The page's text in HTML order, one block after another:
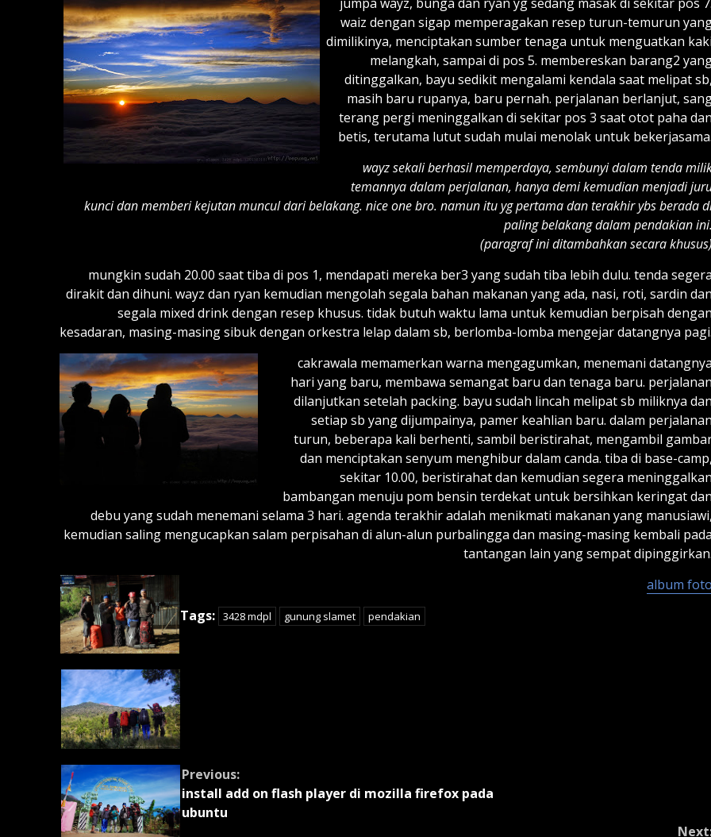
waiz dengan sigap memperagakan resep turun-temurun
dimilikinya, menciptakan sumber tenaga untuk menguatkan kaki
melangkah, sampai di pos 5. membereskan barang2
ditinggalkan, bayu sedikit mengalami kendala saat melipat sb,
masih baru rupanya, baru pernah. perjalanan berlanjut,
terang pergi meninggalkan di sekitar pos 3 saat otot paha dan
betis, terutama lutut sudah mulai menolak untuk bekerjasama.
wayz sekali berhasil memperdaya, sembunyi dalam tenda
temannya dalam perjalanan, hanya demi kemudian menjadi
kunci dan memberi kejutan muncul dari belakang. nice one bro. namun itu yg pertama dan terakhir ybs berada
paling belakang dalam pendakian ini.
(paragraf ini ditambahkan secara khusus)
mungkin sudah 20.00 saat tiba di pos 1, mendapati mereka ber3 yang sudah tiba lebih dulu. tenda segera
dirakit dan dihuni. wayz dan ryan kemudian mengolah segala bahan makanan yang ada, nasi, roti, sardin dan
segala mixed drink dengan resep khusus. tidak butuh waktu lama untuk kemudian berpisah dengan
kesadaran, masing-masing sibuk dengan orkestra lelap dalam sb, berlomba-lomba mengejar datangnya pagi.
cakrawala memamerkan warna mengagumkan, menemani datangnya
hari yang baru, membawa semangat baru dan tenaga baru. perjalanan
dilanjutkan setelah packing. bayu sudah lincah melipat sb miliknya dan
setiap sb yang dijumpainya, pamer keahlian baru. dalam perjalanan
turun, beberapa kali berhenti, sambil beristirahat, mengambil
dan menciptakan senyum menghibur dalam canda. tiba di base-camp,
sekitar 10.00, beristirahat dan kemudian segera meninggalkan
bambangan menuju pom bensin terdekat untuk bersihkan keringat dan
debu yang sudah menemani selama 3 hari. agenda terakhir adalah menikmati makanan yang manusiawi,
kemudian saling mengucapkan salam perpisahan di alun-alun purbalingga dan masing-masing kembali pada
tantangan lain yang sempat dipinggirkan.
album foto
Tags: 3428 mdpl gunung slamet pendakian
Continue
Reading
Previous:
install add on flash player di mozilla firefox pada
ubuntu